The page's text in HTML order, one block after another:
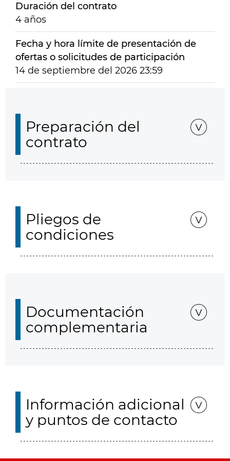
Duración del contrato
4 años
Fecha y hora límite de presentación de
ofertas o solicitudes de participación
14 de septiembre del 2026 23:59
Preparación del
contrato
Pliegos de
condiciones
Documentación
complementaria
Información adicional
y puntos de contacto